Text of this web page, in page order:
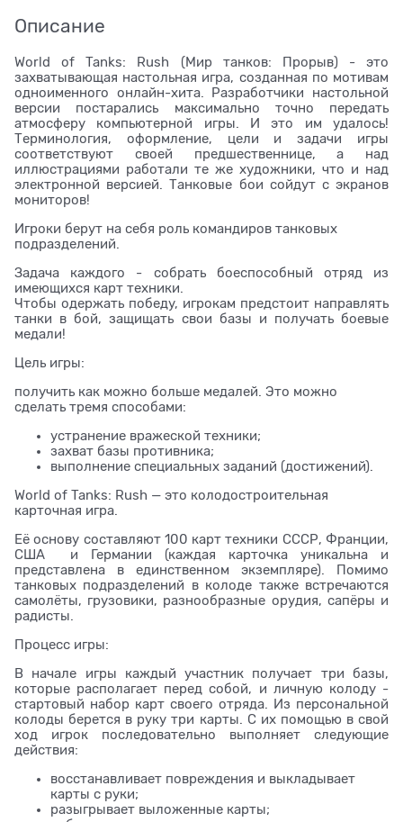
Описание
World of Tanks: Rush (Мир танков: Прорыв) - это
захватывающая настольная игра, созданная по мотивам
одноименного онлайн-хита. Разработчики настольной
версии постарались максимально точно передать
атмосферу компьютерной игры. И это им удалось!
Терминология, оформление, цели и задачи игры
соответствуют своей предшественнице, а над
иллюстрациями работали те же художники, что и над
электронной версией. Танковые бои сойдут с экранов
мониторов!
Игроки берут на себя роль командиров танковых
подразделений.
Задача каждого - собрать боеспособный отряд из
имеющихся карт техники.
Чтобы одержать победу, игрокам предстоит направлять
танки в бой, защищать свои базы и получать боевые
медали!
Цель игры:
получить как можно больше медалей. Это можно
сделать тремя способами:
устранение вражеской техники;
захват базы противника;
выполнение специальных заданий (достижений).
World of Tanks: Rush — это колодостроительная
карточная игра.
Её основу составляют 100 карт техники СССР, Франции,
США и Германии (каждая карточка уникальна и
представлена в единственном экземпляре). Помимо
танковых подразделений в колоде также встречаются
самолёты, грузовики, разнообразные орудия, сапёры и
радисты.
Процесс игры:
В начале игры каждый участник получает три базы,
которые располагает перед собой, и личную колоду -
стартовый набор карт своего отряда. Из персональной
колоды берется в руку три карты. С их помощью в свой
ход игрок последовательно выполняет следующие
действия:
восстанавливает повреждения и выкладывает
карты с руки;
разыгрывает выложенные карты;